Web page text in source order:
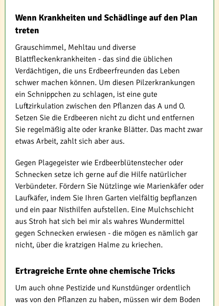
Wenn Krankheiten und Schädlinge auf den Plan
treten
Grauschimmel, Mehltau und diverse
Blattfleckenkrankheiten - das sind die üblichen
Verdächtigen, die uns Erdbeerfreunden das Leben
schwer machen können. Um diesen Pilzerkrankungen
ein Schnippchen zu schlagen, ist eine gute
Luftzirkulation zwischen den Pflanzen das A und O.
Setzen Sie die Erdbeeren nicht zu dicht und entfernen
Sie regelmäßig alte oder kranke Blätter. Das macht zwar
etwas Arbeit, zahlt sich aber aus.
Gegen Plagegeister wie Erdbeerblütenstecher oder
Schnecken setze ich gerne auf die Hilfe natürlicher
Verbündeter. Fördern Sie Nützlinge wie Marienkäfer oder
Laufkäfer, indem Sie Ihren Garten vielfältig bepflanzen
und ein paar Nisthilfen aufstellen. Eine Mulchschicht
aus Stroh hat sich bei mir als wahres Wundermittel
gegen Schnecken erwiesen - die mögen es nämlich gar
nicht, über die kratzigen Halme zu kriechen.
Ertragreiche Ernte ohne chemische Tricks
Um auch ohne Pestizide und Kunstdünger ordentlich
was von den Pflanzen zu haben, müssen wir dem Boden